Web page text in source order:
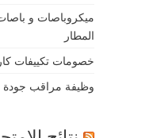
ميكروباصات و
المطار
خصومات تكييفات
وظيفة مراقب جودة